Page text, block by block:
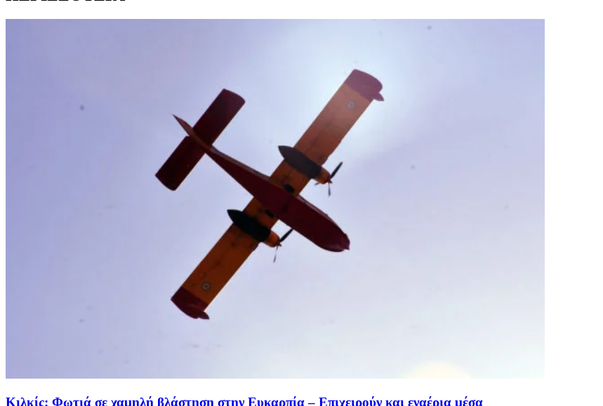
Κιλκίς: Φωτιά σε χαμηλή βλάστηση στην Ευκαρπία – Επιχειρούν και εναέρια μέσα